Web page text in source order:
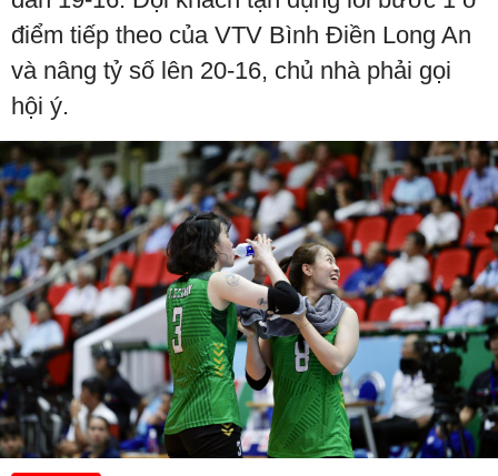
điểm tiếp theo của VTV Bình Điền Long An
và nâng tỷ số lên 20-16, chủ nhà phải gọi
hội ý.